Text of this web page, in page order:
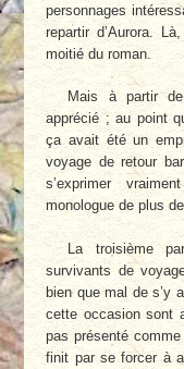
personnages
repartir d’Aurora.
moitié du roman.
Mais à partir
apprécié ; au point
ça avait été un
voyage de retour
s’exprimer
monologue de plus
La troisième
survivants de
bien que mal de s’y
cette occasion sont
pas présenté
finit par se forcer à